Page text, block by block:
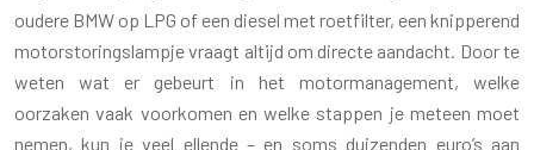
oudere BMW op LPG of een diesel met roetfilter, een knipperend
motorstoringslampje vraagt altijd om directe aandacht. Door te
weten wat er gebeurt in het motormanagement, welke
oorzaken vaak voorkomen en welke stappen je meteen moet
nemen, kun je veel ellende – en soms duizenden euro’s aan